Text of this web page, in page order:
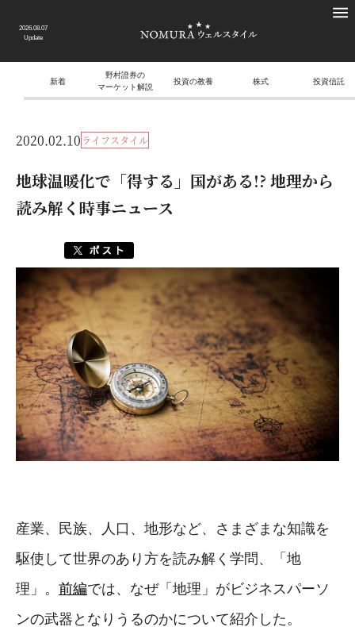
2026.08.07
Update
新着
野村證券の
マーケット解説
投資の教養 株式 投資信託
2020.02.10 ライフスタイル
地球温暖化で「得する」国がある!? 地理から
読み解く時事ニュース
産業、民族、人口、地形など、さまざまな知識を
駆使して世界のあり方を読み解く学問、「地
理」。 前編では、なぜ「地理」がビジネスパーソ
ンの武器となりうるのかについて紹介した。